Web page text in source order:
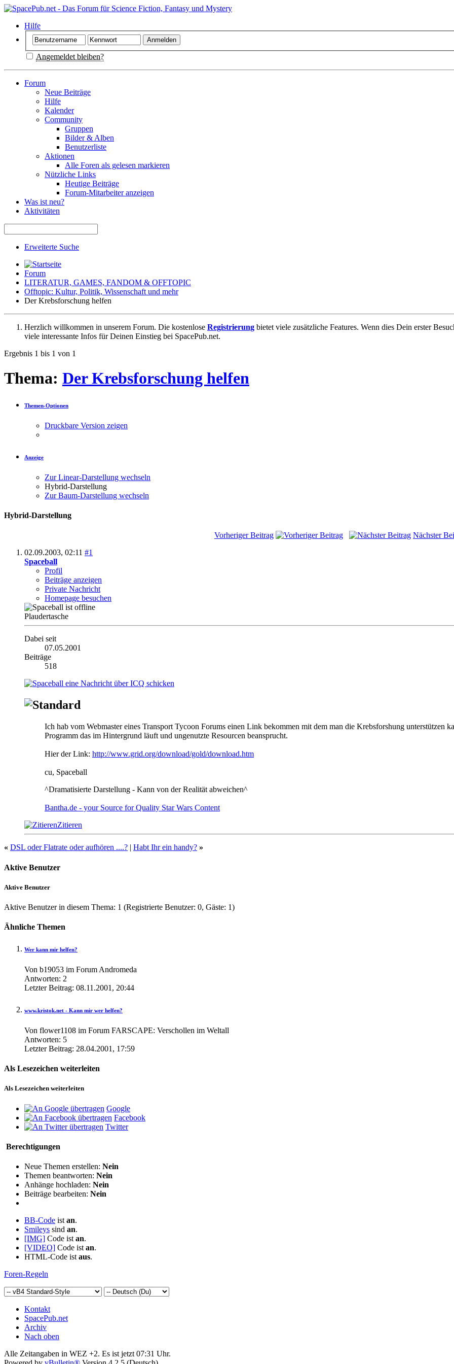
Hilfe
Angemeldet bleiben?
Forum
Neue Beiträge
Hilfe
Kalender
Community
Gruppen
Bilder & Alben
Benutzerliste
Aktionen
Alle Foren als gelesen markieren
Nützliche Links
Heutige Beiträge
Forum-Mitarbeiter anzeigen
Was ist neu?
Aktivitäten
Erweiterte Suche
Forum
LITERATUR, GAMES, FANDOM & OFFTOPIC
Offtopic: Kultur, Politik, Wissenschaft und mehr
Der Krebsforschung helfen
Herzlich willkommen in unserem Forum. Die kostenlose Registrierung bietet viele zusätzliche Features. Wenn dies Dein erster
viele interessante Infos für Deinen Einstieg bei SpacePub.net.
Ergebnis 1 bis 1 von 1
Thema: Der Krebsforschung helfen
Themen-Optionen
Druckbare Version zeigen
Anzeige
Zur Linear-Darstellung wechseln
Hybrid-Darstellung
Zur Baum-Darstellung wechseln
Hybrid-Darstellung
Vorheriger Beitrag
Nächster
02.09.2003, 02:11 #1
Spaceball
Profil
Beiträge anzeigen
Private Nachricht
Homepage besuchen
Plaudertasche
Dabei seit
07.05.2001
Beiträge
518
Ich hab vom Webmaster eines Transport Tycoon Forums einen Link bekommen mit dem man die Krebsforshung unterstützen
Programm das im Hintergrund läuft und ungenutzte Resourcen beansprucht.
Hier der Link: http://www.grid.org/download/gold/download.htm
cu, Spaceball
^Dramatisierte Darstellung - Kann von der Realität abweichen^
Bantha.de - your Source for Quality Star Wars Content
Zitieren
« DSL oder Flatrate oder aufhören ....? | Habt Ihr ein handy? »
Aktive Benutzer
Aktive Benutzer
Aktive Benutzer in diesem Thema: 1 (Registrierte Benutzer: 0, Gäste: 1)
Ähnliche Themen
Wer kann mir helfen?
Von b19053 im Forum Andromeda
Antworten: 2
Letzter Beitrag: 08.11.2001, 20:44
www.kristok.net - Kann mir wer helfen?
Von flower1108 im Forum FARSCAPE: Verschollen im Weltall
Antworten: 5
Letzter Beitrag: 28.04.2001, 17:59
Als Lesezeichen weiterleiten
Als Lesezeichen weiterleiten
Google
Facebook
Twitter
Berechtigungen
Neue Themen erstellen: Nein
Themen beantworten: Nein
Anhänge hochladen: Nein
Beiträge bearbeiten: Nein
BB-Code ist an.
Smileys sind an.
[IMG] Code ist an.
[VIDEO] Code ist an.
HTML-Code ist aus.
Foren-Regeln
Kontakt
SpacePub.net
Archiv
Nach oben
Alle Zeitangaben in WEZ +2. Es ist jetzt 07:31 Uhr.